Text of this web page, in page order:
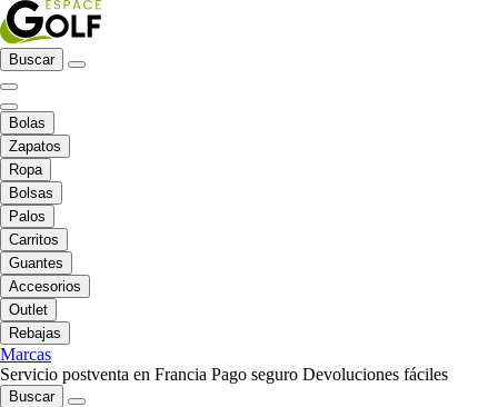
Buscar
Bolas
Zapatos
Ropa
Bolsas
Palos
Carritos
Guantes
Accesorios
Outlet
Rebajas
Marcas
Servicio postventa en Francia Pago seguro Devoluciones fáciles
Buscar